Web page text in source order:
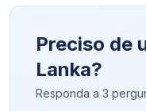
Preciso de
Lanka?
Responda a 3